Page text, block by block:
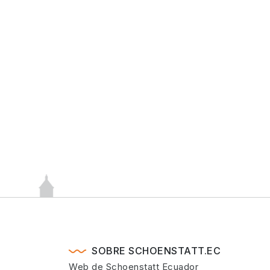
SOBRE SCHOENSTATT.EC
Web de Schoenstatt Ecuador